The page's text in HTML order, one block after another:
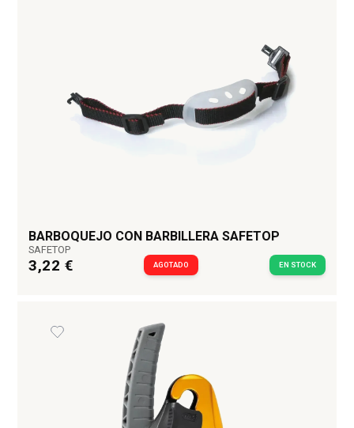
BARBOQUEJO CON BARBILLERA SAFETOP
SAFETOP
3,22 € AGOTADO EN STOCK